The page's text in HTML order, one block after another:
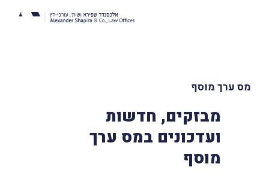
מס ערך מוסף
מבזקים, חדשות
ועדכונים במס ערך
מוסף